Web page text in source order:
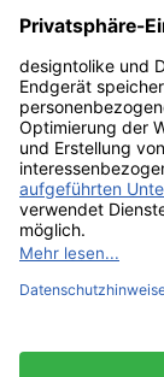
Information
Zahlung &
und ggf.